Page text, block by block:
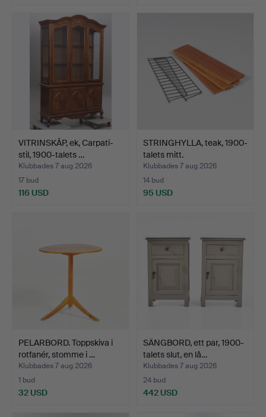
VITRINSKÅP, ek, Carpati-
stil, 1900-talets …
Klubbades 7 aug 2026
17 bud
116 USD
STRINGHYLLA, teak, 1900-
talets mitt.
Klubbades 7 aug 2026
14 bud
95 USD
PELARBORD. Toppskiva i
rotfanér, stomme i …
Klubbades 7 aug 2026
1 bud
32 USD
SÄNGBORD, ett par, 1900-
talets slut, en lå…
Klubbades 7 aug 2026
24 bud
442 USD